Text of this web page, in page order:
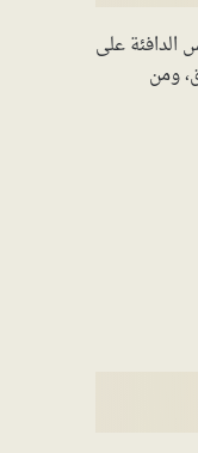
على
ومن